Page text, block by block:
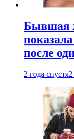
Бывшая
после
2 года спустя